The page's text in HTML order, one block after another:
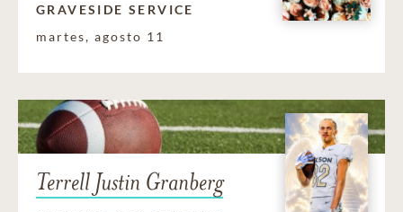
GRAVESIDE SERVICE
martes, agosto 11
Terrell Justin Granberg